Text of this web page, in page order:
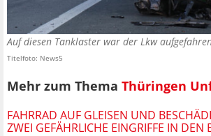
Auf diesen Tanklaster war der Lkw
Titelfoto: News5
Mehr zum Thema Thüringen
FAHRRAD AUF GLEISEN UND
ZWEI GEFÄHRLICHE EINGRIFFE IN DEN